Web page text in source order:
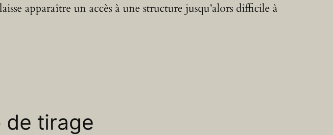
apparaître un accès à une structure jusqu’alors difficile à
de tirage